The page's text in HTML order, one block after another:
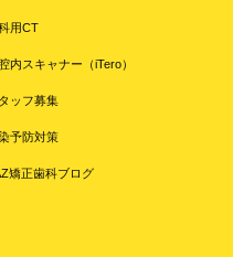
用CT
内スキャナー（iTero）
ッフ募集
予防対策
矯正歯科ブログ